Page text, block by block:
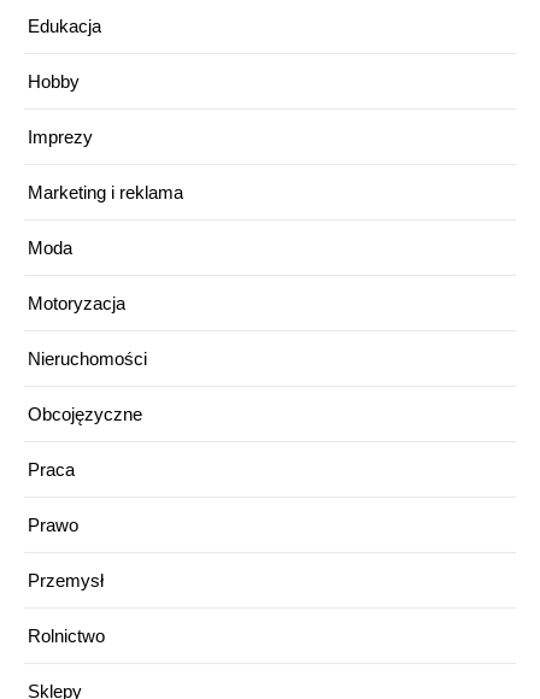
Edukacja
Hobby
Imprezy
Marketing i reklama
Moda
Motoryzacja
Nieruchomości
Obcojęzyczne
Praca
Prawo
Przemysł
Rolnictwo
Sklepy